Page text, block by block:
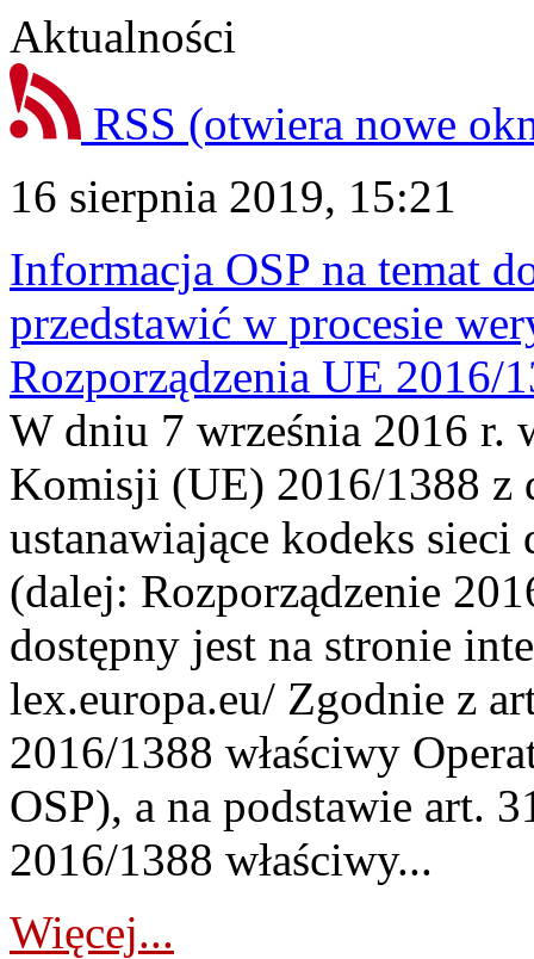
Aktualności
RSS (otwiera nowe
16 sierpnia 2019, 15:21
Informacja OSP na temat
przedstawić w procesie
Rozporządzenia UE 2016/
W dniu 7 września 2016 r.
Komisji (UE) 2016/1388 z
ustanawiające kodeks
(dalej: Rozporządzenie
dostępny jest na stronie
lex.europa.eu/ Zgodnie z
2016/1388 właściwy
OSP), a na podstawie art.
2016/1388 właściwy...
Więcej...